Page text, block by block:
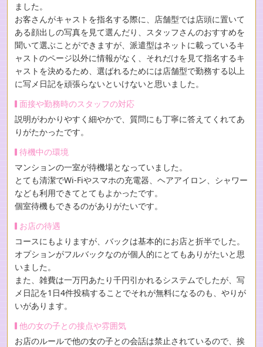
ました。
お客さんがキャストを指名する際に、店舗型では店頭に置いて
ある顔出しの写真を見て選んだり、スタッフさんのおすすめを
聞いて選ぶことができますが、派遣型はネットに載っているキ
ャストのページ以外に情報がなく、それだけを見て指名するキ
ャストを決めるため、選ばれるためには店舗型で勤務する以上
に写メ日記を頑張らないといけないと思いました。
面接や勤務時のスタッフの対応
説明がわかりやすく細やかで、質問にも丁寧に答えてくれてあ
りがたかったです。
待機中の環境
マンションの一室が待機場となっていました。
とても清潔でWi-Fiやスマホの充電器、ヘアアイロン、シャワー
なども利用できてとてもよかったです。
個室待機もできるのがありがたいです。
お店の待遇
コースにもよりますが、バックは基本的にお店と折半でした。
オプションがフルバックなのが個人的にとてもありがたいと思
いました。
また、雑費は一万円あたり千円引かれるシステムでしたが、写
メ日記を1日4件投稿することでそれが無料になるのも、やりが
いがあります。
他の女の子との接点や雰囲気
お店のルールで他の女の子との会話は禁止されているので、挨